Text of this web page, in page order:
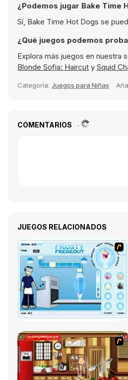
¿Podemos jugar Bake Time
Sí, Bake Time Hot Dogs se
¿Qué juegos podemos
Explora más juegos en nuestra
Blonde Sofia: Haircut y Squid
Categoría: Juegos para Niñas
COMENTARIOS
JUEGOS RELACIONADOS